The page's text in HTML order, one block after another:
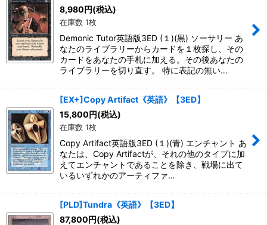
8,980円(税込)
在庫数 1枚
Demonic Tutor英語版3ED (１)(黒) ソーサリー あ
なたのライブラリーからカードを１枚探し、その
カードをあなたの手札に加える。その後あなたの
ライブラリーを切り直す。 特に表記の無い…
[EX+]Copy Artifact《英語》【3ED】
15,800円(税込)
在庫数 1枚
Copy Artifact英語版3ED (１)(青) エンチャント あ
なたは、Copy Artifactが、それの他のタイプに加
えてエンチャントであることを除き、戦場に出て
いるいずれかのアーティファ…
[PLD]Tundra《英語》【3ED】
87,800円(税込)